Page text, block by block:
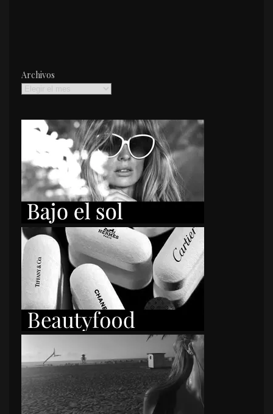
Archivos